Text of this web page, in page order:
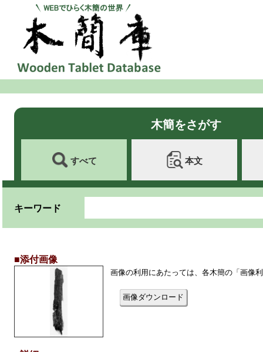
木簡をさがす
すべて 本文
キーワード
■添付画像
画像の利用にあたっては、各木簡の「画像
画像ダウンロード